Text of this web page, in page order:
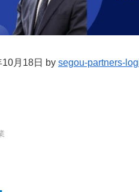
10月18日 by segou-partners-